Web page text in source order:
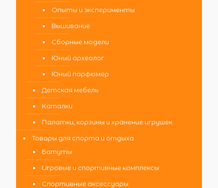
Опыты и эксперименты
Вышивание
Сборные модели
Юный археолог
Юный парфюмер
Детская мебель
Каталки
Палатки, корзины и хранение игрушек
Товары для спорта и отдыха
Батуты
Игровые и спортивные комплексы
Спортивные аксессуары